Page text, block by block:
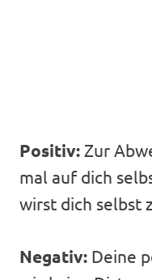
Positiv:Zur
mal auf dich
wirst dich selbst
Negativ: Deine